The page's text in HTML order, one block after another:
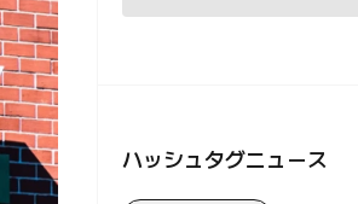
ハッシュタグニュース